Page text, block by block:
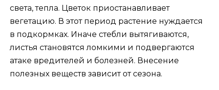
света, тепла. Цветок приостанавливает
вегетацию. В этот период растение нуждается
в подкормках. Иначе стебли вытягиваются,
листья становятся ломкими и подвергаются
атаке вредителей и болезней. Внесение
полезных веществ зависит от сезона.